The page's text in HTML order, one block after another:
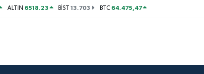
ALTIN 6518.23 BİST13.703 BTC 64.475,47